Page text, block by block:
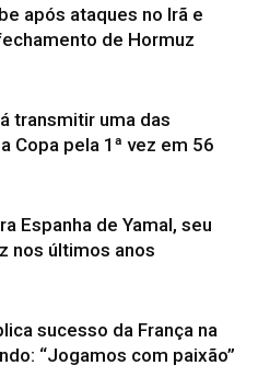
após ataques no Irã e
de Hormuz
transmitir uma das
Copa pela 1ª vez em 56
Espanha de Yamal, seu
nos últimos anos
sucesso da França na
“Jogamos com paixão”